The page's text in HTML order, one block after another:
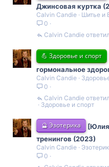
Джинсовая куртка
Calvin Candie
Шитье и
0
Calvin Candie
💪 Здоровье и спорт
гормональное
Calvin Candie
0
Здоровье и спорт
Calvin Candie
🔮 Эзотерика
[Юлия
тренингов (2023)
Calvin Candie
0